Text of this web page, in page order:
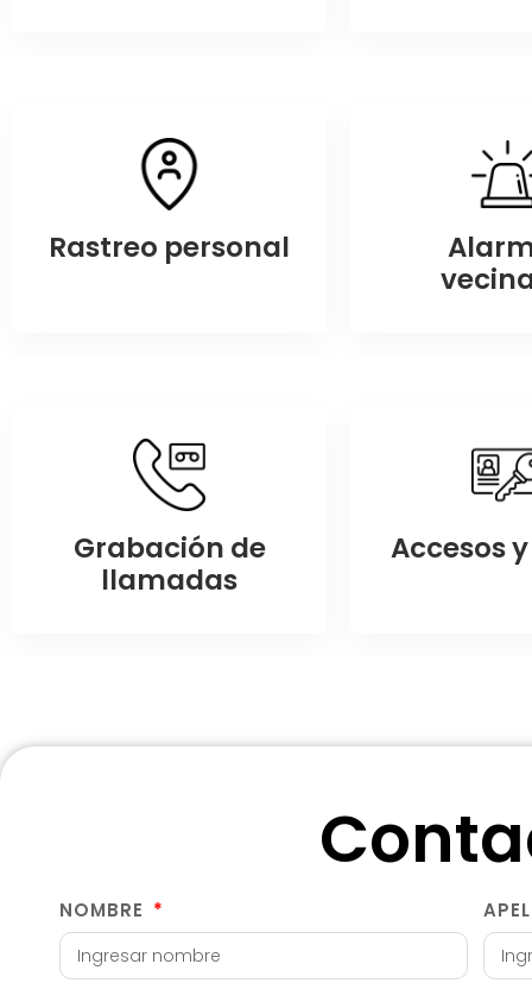
Rastreo personal
Grabación de
llamadas
Accesos
NOMBRE